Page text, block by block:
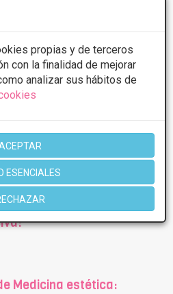
propias y de terceros
con la finalidad de mejorar
analizar sus hábitos de
ESENCIALES
puede variar en función del
Consulte los centros para conocer las
Medicina estética: